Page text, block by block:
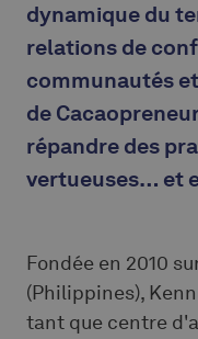
dynamique du
relations de
communautés
de
répandre des
vertueuses… et
Fondée en 2010
(Philippines),
tant que centre